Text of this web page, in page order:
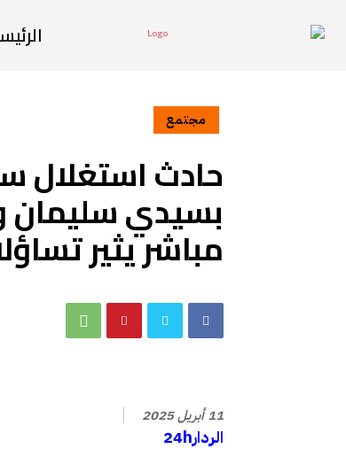
مجتمع
حادث استغلال
بسيدي سليمان
مباشر يثير
11 أبريل 2025
الردار24h